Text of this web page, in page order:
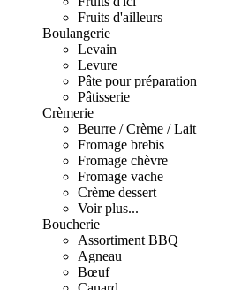
Fruits d'ailleurs
Boulangerie
Levain
Levure
Pâte pour préparation
Pâtisserie
Crèmerie
Beurre / Crème / Lait
Fromage brebis
Fromage chèvre
Fromage vache
Crème dessert
Voir plus...
Boucherie
Assortiment BBQ
Agneau
Bœuf